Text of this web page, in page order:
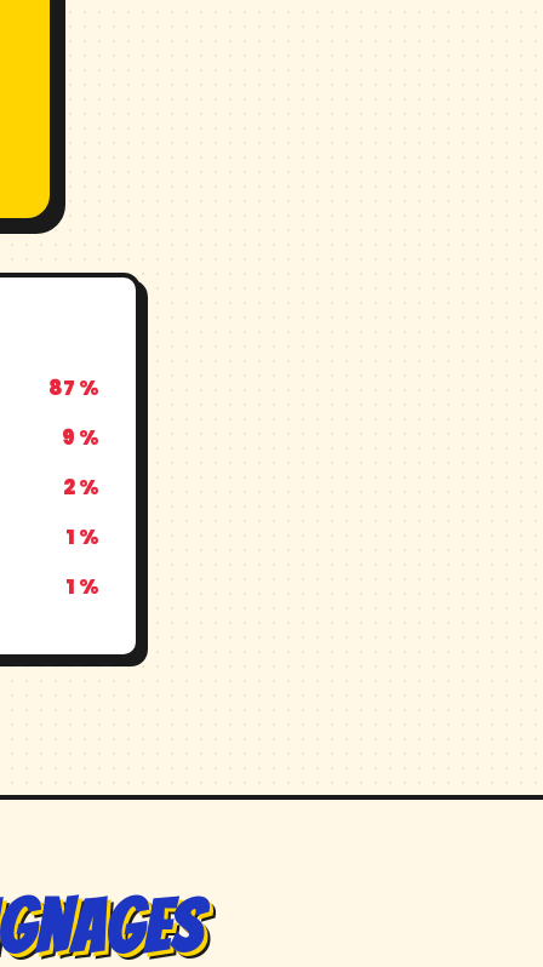
87 %
9 %
2 %
1 %
1 %